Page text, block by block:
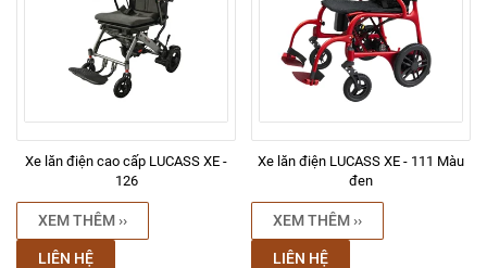
Xe lăn điện cao cấp LUCASS XE -
126
XEM THÊM ››
LIÊN HỆ
Xe lăn điện LUCASS XE - 111 Màu
đen
XEM THÊM ››
LIÊN HỆ